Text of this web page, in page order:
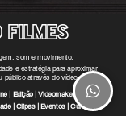
FILMES
som e movimento.
e estratégiapara aproximar
público através do vídeo.
| Edição | Videomaker
| Clipes | Eventos | Cursos